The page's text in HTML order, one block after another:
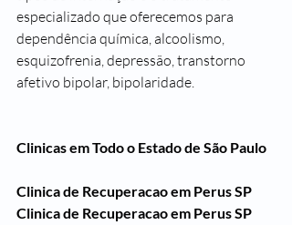
especializado que oferecemos para
dependência química, alcoolismo,
esquizofrenia, depressão, transtorno
afetivo bipolar, bipolaridade.
Clinicas em Todo o Estado de São Paulo
Clinica de Recuperacao em Perus SP
Clinica de Recuperacao em Perus SP